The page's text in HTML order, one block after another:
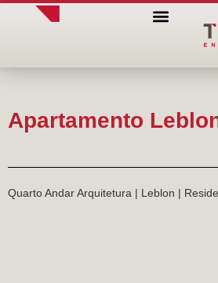
Apartamento
Quarto Andar Arquitetura | Leblon |